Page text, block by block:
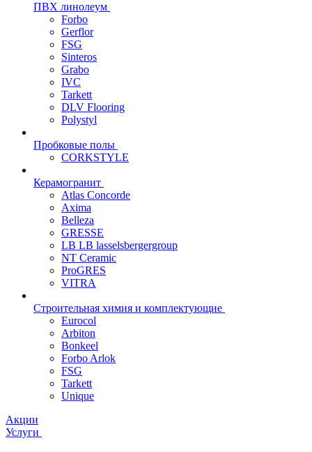
ПВХ линолеум
Forbo
Gerflor
FSG
Sinteros
Grabo
IVC
Tarkett
DLV Flooring
Polystyl
Пробковые полы
CORKSTYLE
Керамогранит
Atlas Concorde
Axima
Belleza
GRESSE
LB LB lasselsbergergroup
NT Ceramic
ProGRES
VITRA
Строительная химия и комплектующие
Eurocol
Arbiton
Bonkeel
Forbo Arlok
FSG
Tarkett
Unique
Акции
Услуги